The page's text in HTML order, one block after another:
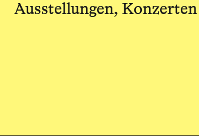
Ausstellungen,